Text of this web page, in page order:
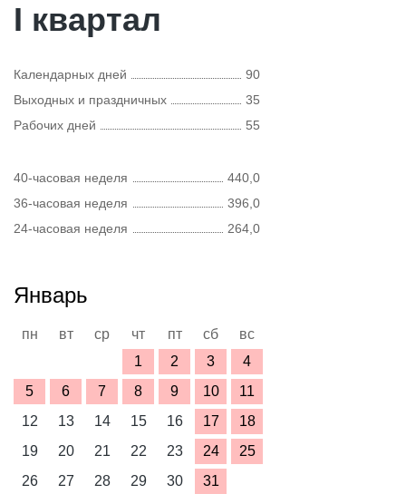
I квартал
Календарных дней
90
Выходных и праздничных
35
Рабочих дней
55
40-часовая неделя
440,0
36-часовая неделя
396,0
24-часовая неделя
264,0
Январь
пн вт ср чт пт сб
вс
1
2 3
4
5
6 7 8 9 10
11
12
13 14 15 16 17
18
19
20 21 22 23 24
25
26
27 28 29 30 31